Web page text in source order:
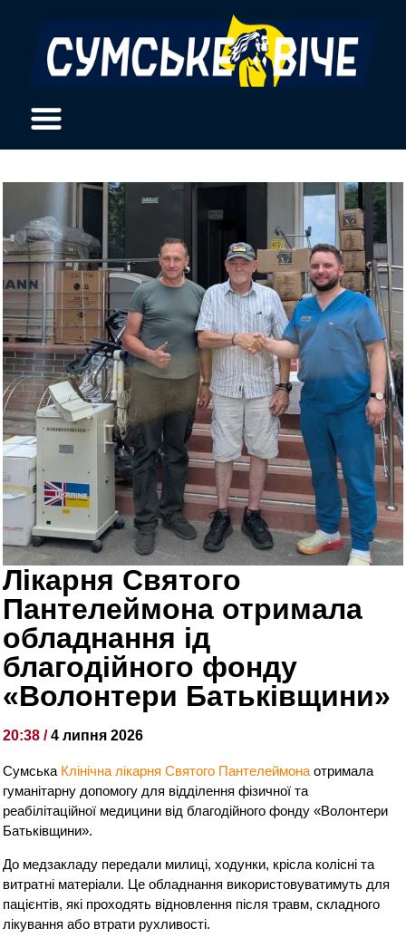
Лікарня Святого
Пантелеймона отримала
обладнання ід
благодійного фонду
«Волонтери Батьківщини»
20:38 /4 липня 2026
Сумська Клінічна лікарня Святого Пантелеймона отримала
гуманітарну допомогу для відділення фізичної та
реабілітаційної медицини від благодійного фонду «Волонтери
Батьківщини».
До медзакладу передали милиці, ходунки, крісла колісні та
витратні матеріали. Це обладнання використовуватимуть для
пацієнтів, які проходять відновлення після травм, складного
лікування або втрати рухливості.